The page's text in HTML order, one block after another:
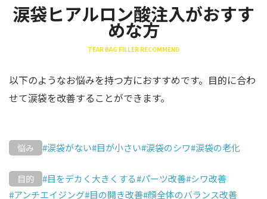
涙袋ヒアルロン酸注入がおすす
めな方
TEAR BAG FILLER RECOMMEND
以下のようなお悩みを持つ方におすすめです。目的に合わ
せて涙袋を改善することができます。
悩み #涙袋がない#目が小さい#涙袋のシワ#涙袋の老化
目的 #目をデカく大きくする#パーツ改善#シワ改善
#アンチエイジング#目の開き改善#顔全体のバランス改善